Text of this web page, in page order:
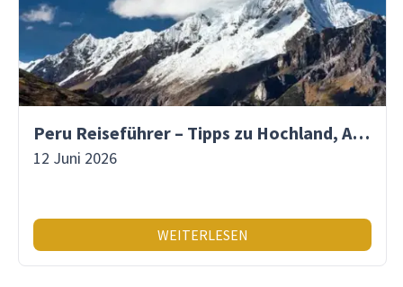
Peru Reiseführer – Tipps zu Hochland, Amazonas & Inka-Erbe
12 Juni 2026
WEITERLESEN